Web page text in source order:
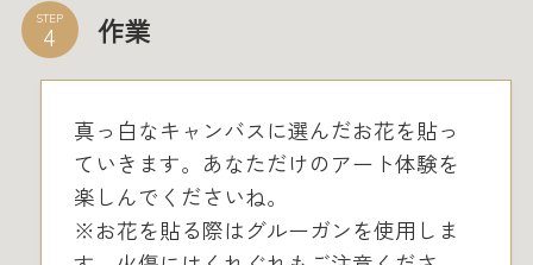
STEP 作業
真っ白なキャンバスに選んだお花を貼っ
ていきます。あなただけのアート体験を
楽しんでくださいね。
※お花を貼る際はグルーガンを使用しま